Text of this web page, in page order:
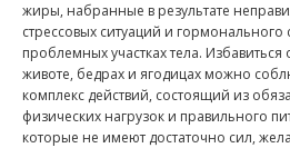
жиры, набранные в результате
стрессовых ситуаций и
проблемных участках тела.
животе, бедрах и ягодицах можно
комплекс действий, состоящий из
физических нагрузок и правильного
которые не имеют достаточно сил,